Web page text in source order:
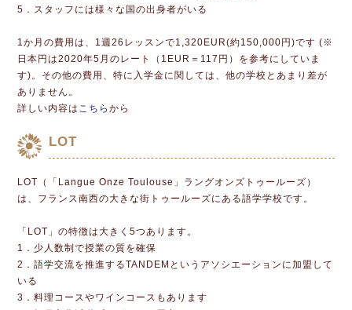
5．スタッフには様々な国の出身者がいる
1か月の費用は、1週26レッスンで1,320EUR(約150,000円)です (※
日本円は2020年5月のレート（1EUR＝117円）を参考にしていま
す)。その他の費用、特に入学金に関しては、他の学校とあまり差が
ありません。
詳しい内容は こちらから
LOT
LOT（「Langue Onze Toulouse」ラングオンズトゥールーズ）
は、フランス南西の大きな街トゥールーズにある語学学校です。
「LOT」の特徴は大きく5つあります。
1．少人数制で授業の質を確保
2．語学交流を推進するTANDEMというアソシエーションに加盟して
いる
3．料理コースやワインコースもあります